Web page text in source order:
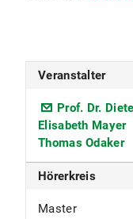
Veranstalter
Prof. Dr.
Elisabeth Mayer
Thomas Odaker
Hörerkreis
Master